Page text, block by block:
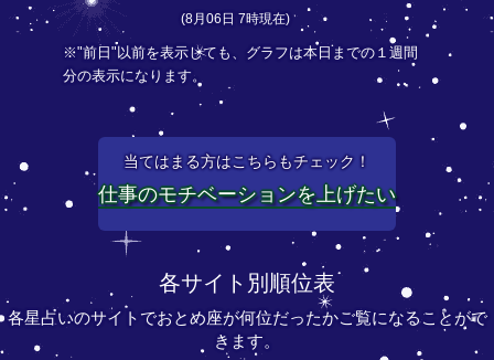
(8月06日 7時現在)
※"前日"以前を表示しても、グラフは本日までの１週間
分の表示になります。
当てはまる方はこちらもチェック！
仕事のモチベーションを上げたい
各サイト別順位表
各星占いのサイトでおとめ座が何位だったかご覧になることがで
きます。